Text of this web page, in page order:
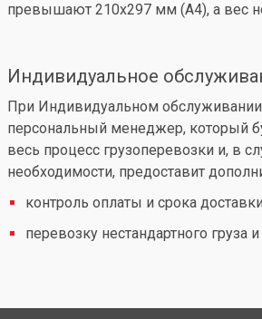
превышают 210x297 мм (А4), а вес
Индивидуальное
При Индивидуальном обслуживании
персональный менеджер, который
весь процесс грузоперевозки и, в
необходимости, предоставит
контроль оплаты и срока
перевозку нестандартного груза